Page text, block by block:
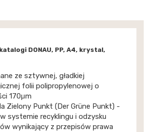
DONAU, PP, A4, krystal,
ze sztywnej, gładkiej
folii polipropylenowej o
170μm
Zielony Punkt (Der Grüne Punkt) -
w systemie recyklingu i odzysku
wynikający z przepisów prawa